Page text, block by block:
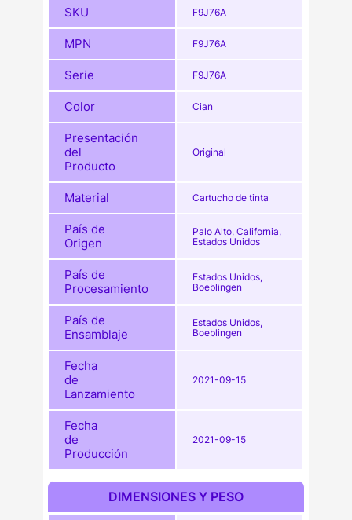
SKU F9J76A
MPN F9J76A
Serie F9J76A
Color Cian
Presentación
del
Producto
Original
Material Cartucho de tinta
País de
Origen
Palo Alto, California,
Estados Unidos
País de
Procesamiento
Estados Unidos,
Boeblingen
País de
Ensamblaje
Estados Unidos,
Boeblingen
Fecha
de
Lanzamiento
2021-09-15
Fecha
de
Producción
2021-09-15
DIMENSIONES Y PESO